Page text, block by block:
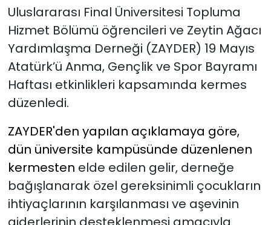
Uluslararası Final Üniversitesi Topluma
Hizmet Bölümü öğrencileri ve Zeytin Ağacı
Yardımlaşma Derneği (ZAYDER) 19 Mayıs
Atatürk’ü Anma, Gençlik ve Spor Bayramı
Haftası etkinlikleri kapsamında kermes
düzenledi.
ZAYDER'den yapılan açıklamaya göre,
dün üniversite kampüsünde düzenlenen
kermesten elde edilen gelir, derneğe
bağışlanarak özel gereksinimli çocukların
ihtiyaçlarının karşılanması ve aşevinin
Politika
SAĞLIK
Spor
Teknoloji
TÜRKiYE
Video Galeri
YAŞAM